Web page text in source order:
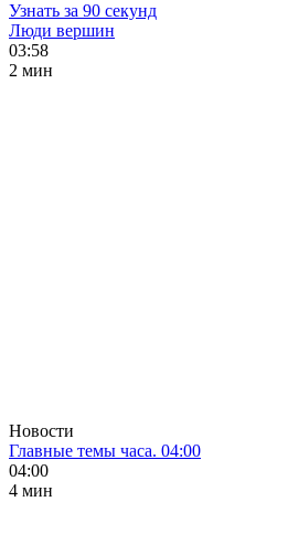
Узнать за 90 секунд
Люди вершин
03:58
2 мин
Новости
Главные темы часа. 04:00
04:00
4 мин